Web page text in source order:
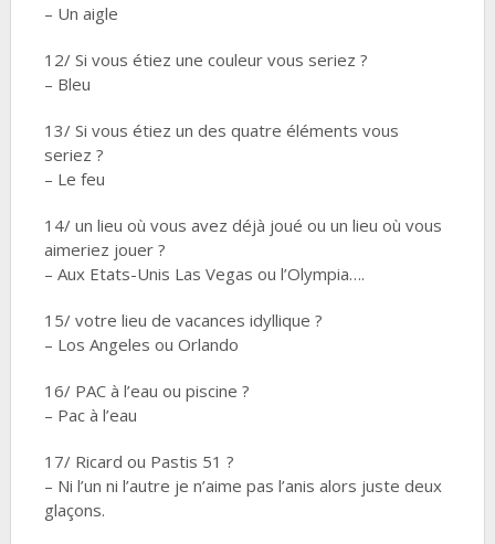
– Un aigle
12/ Si vous étiez une couleur vous seriez ?
– Bleu
13/ Si vous étiez un des quatre éléments vous
seriez ?
– Le feu
14/ un lieu où vous avez déjà joué ou un lieu où vous
aimeriez jouer ?
– Aux Etats-Unis Las Vegas ou l’Olympia….
15/ votre lieu de vacances idyllique ?
– Los Angeles ou Orlando
16/ PAC à l’eau ou piscine ?
– Pac à l’eau
17/ Ricard ou Pastis 51 ?
– Ni l’un ni l’autre je n’aime pas l’anis alors juste deux
glaçons.